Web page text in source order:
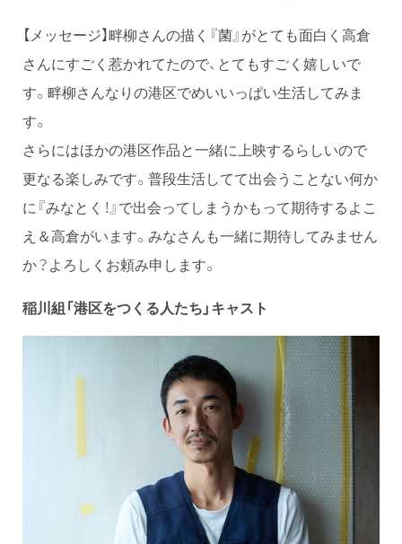
【メッセージ】畔柳さんの描く『菌』がとても面白く高倉
さんにすごく惹かれてたので、とてもすごく嬉しいで
す。畔柳さんなりの港区でめいいっぱい生活してみま
す。
さらにはほかの港区作品と一緒に上映するらしいので
更なる楽しみです。普段生活してて出会うことない何か
に『みなとく！』で出会ってしまうかもって期待するよこ
え＆高倉がいます。みなさんも一緒に期待してみません
か？よろしくお頼み申します。
稲川組「港区をつくる人たち」キャスト